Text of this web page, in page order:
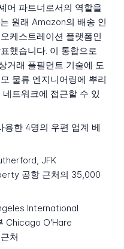
어 파트너로서의 역할을
원래 Amazon의 배송 인
케스트레이션 플랫폼인
했습니다. 이 통합으로
거래 풀필먼트 기술에 도
물류 엔지니어링에 뿌리
트워크에 접근할 수 있
용한 4명의 우편 업계 베
JFK
공항 근처의 35,000
International
Chicago O'Hare
처